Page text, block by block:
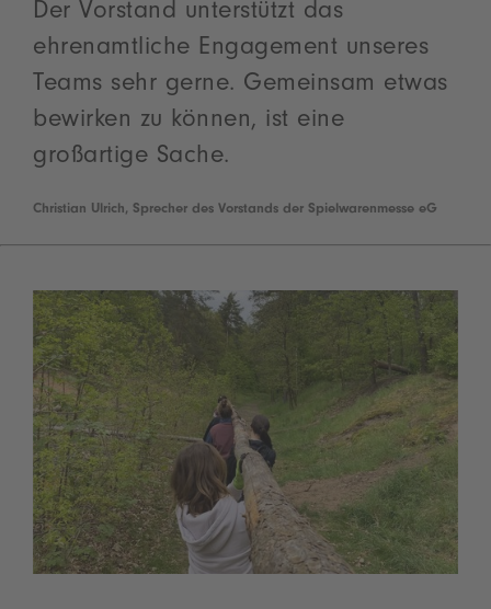
Der Vorstand unterstützt das
ehrenamtliche Engagement unseres
Teams sehr gerne. Gemeinsam etwas
bewirken zu können, ist eine
großartige Sache.
Christian Ulrich, Sprecher des Vorstands der Spielwarenmesse eG